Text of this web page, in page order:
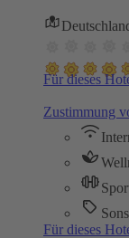
Für dieses
Zustimmung
Für dieses